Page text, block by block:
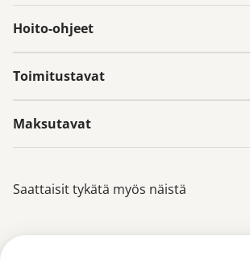
Hoito-ohjeet
Toimitustavat
Maksutavat
Saattaisit tykätä myös näistä